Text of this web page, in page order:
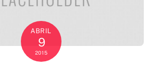
ABRIL
9
2015